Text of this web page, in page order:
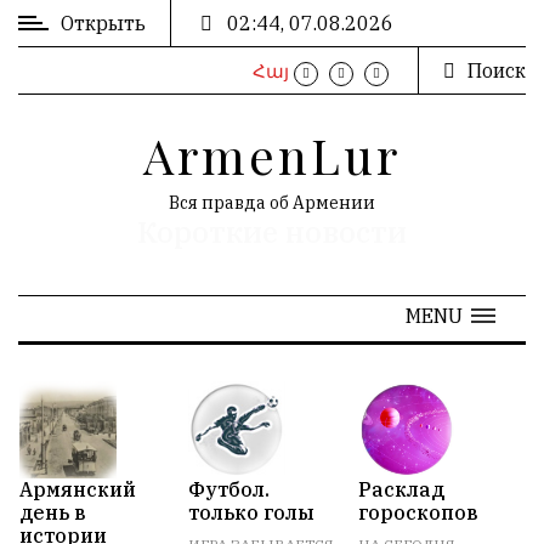
ВХОД
РЕГИСТРАЦИЯ
РЕКЛАМА
АРХИВ
« Июль 2026
»
Открыть 02:44, 07.08.2026
Հայ Поиск
ArmenLur
Вся правда об Армении
MENU
Армянский
день в
истории
Футбол.
только голы
Расклад
гороскопов